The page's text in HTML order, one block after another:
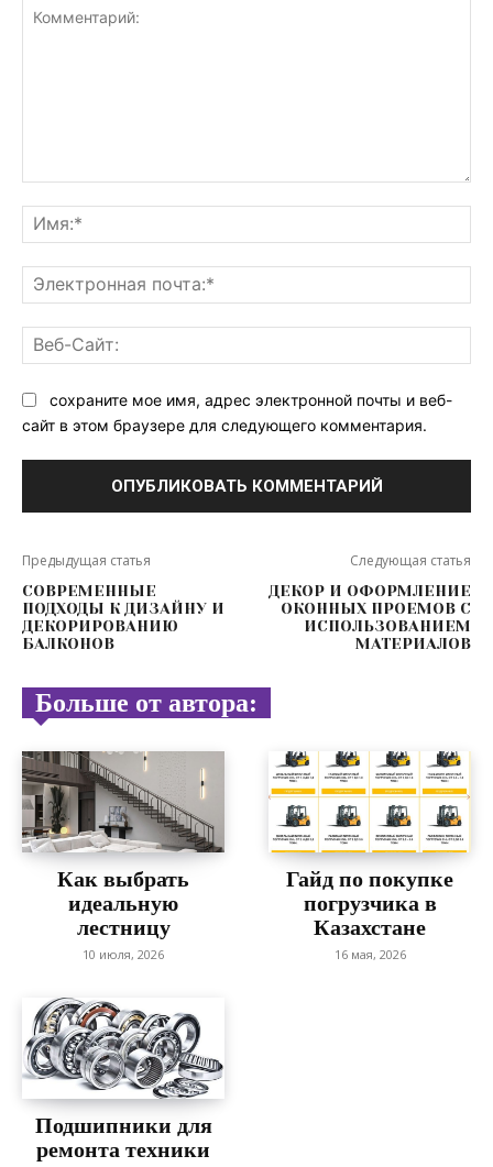
сохраните мое имя, адрес электронной почты и веб-
сайт в этом браузере для следующего комментария.
Предыдущая статья
СОВРЕМЕННЫЕ
ПОДХОДЫ К ДИЗАЙНУ И
ДЕКОРИРОВАНИЮ
БАЛКОНОВ
Следующая статья
ДЕКОР И ОФОРМЛЕНИЕ
ОКОННЫХ ПРОЕМОВ С
ИСПОЛЬЗОВАНИЕМ
МАТЕРИАЛОВ
Больше от автора:
Как выбрать
идеальную
лестницу
10 июля, 2026
Гайд по покупке
погрузчика в
Казахстане
16 мая, 2026
Подшипники для
ремонта техники